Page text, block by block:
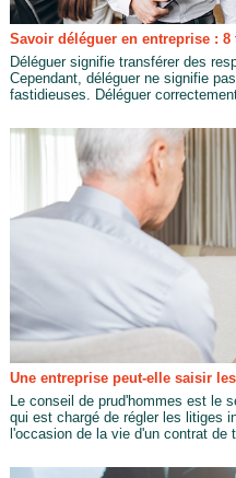
Savoir déléguer en entreprise : 8
Déléguer signifie transférer des
Cependant, déléguer ne signifie
fastidieuses. Déléguer
Une entreprise peut-elle saisir
Le conseil de prud'hommes est le
qui est chargé de régler les litiges
l'occasion de la vie d'un contrat de